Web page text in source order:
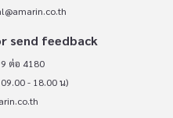
send feedback
ต่อ 4180
- 18.00 น)